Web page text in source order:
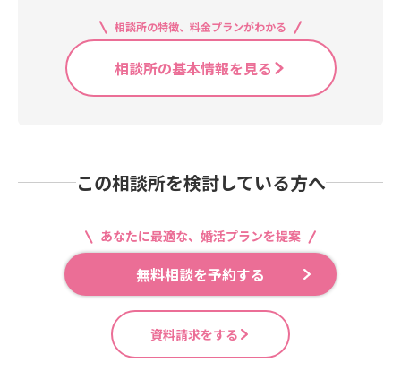
相談所の特徴、料金プランがわかる
相談所の基本情報を見る
この相談所を検討している方へ
あなたに最適な、婚活プランを提案
無料相談を予約する
資料請求をする